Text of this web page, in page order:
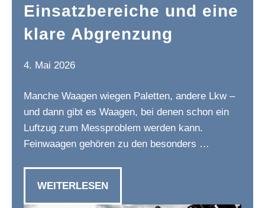
Einsatzbereiche und eine
klare Abgrenzung
4. Mai 2026
Manche Waagen wiegen Paletten, andere Lkw –
und dann gibt es Waagen, bei denen schon ein
Luftzug zum Messproblem werden kann.
Feinwaagen gehören zu den besonders …
WEITERLESEN